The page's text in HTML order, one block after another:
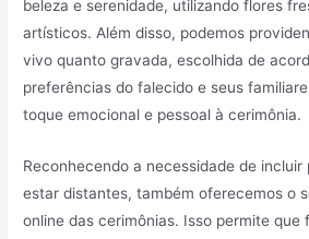
beleza e serenidade, utilizando flores
artísticos. Além disso, podemos
vivo quanto gravada, escolhida de
preferências do falecido e seus
toque emocional e pessoal à cerimônia.
Reconhecendo a necessidade de incluir
estar distantes, também oferecemos o
online das cerimônias. Isso permite que